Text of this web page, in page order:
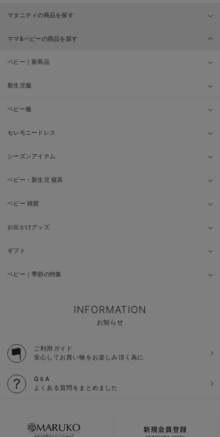
マタニティの商品を探す
ママ&ベビーの商品を探す
ベビー｜新商品
新生児服
ベビー服
セレモニードレス
シーズンアイテム
ベビー・新生児 寝具
ベビー 雑貨
お出かけグッズ
ギフト
ベビー｜季節の特集
INFORMATION
お知らせ
ご利用ガイド
安心してお買い物をお楽しみ頂く為に
Q＆A
よくある質問をまとめました